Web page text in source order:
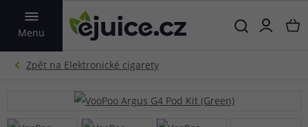
Menu
VYHLEDAT